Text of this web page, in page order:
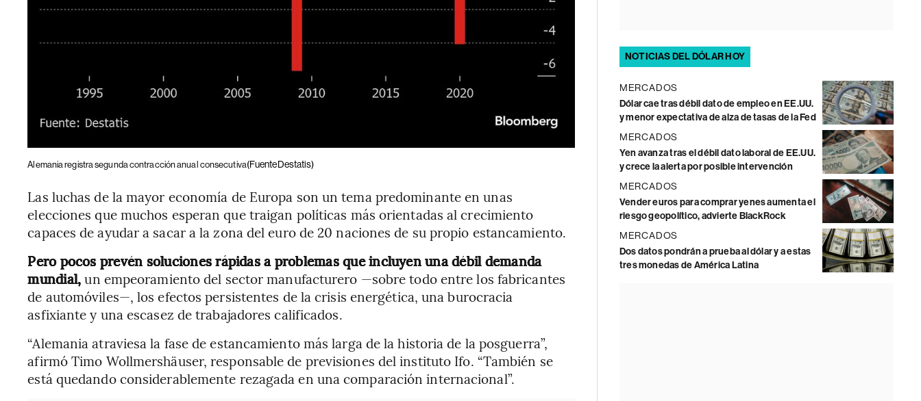
Alemania registra segunda contracción anual consecutiva(FuenteDestatis)
Las luchas de la mayor economía de Europa son un tema predominante en unas
elecciones que muchos esperan que traigan políticas más orientadas al crecimiento
capaces de ayudar a sacar a la zona del euro de 20 naciones de su propio estancamiento.
Pero pocos prevén soluciones rápidas a problemas que incluyen una débil demanda
mundial,un empeoramiento del sector manufacturero —sobre todo entre los fabricantes
de automóviles—, los efectos persistentes de la crisis energética, una burocracia
asfixiante y una escasez de trabajadores calificados.
“Alemania atraviesa la fase de estancamiento más larga de la historia de la posguerra”,
afirmó Timo Wollmershäuser, responsable de previsiones del instituto Ifo. “También se
está quedando considerablemente rezagada en una comparación internacional”.
NOTICIAS DEL DÓLAR HOY
MERCADOS
Dólar cae tras débil dato de empleo en EE.UU.
y menor expectativa de alza de tasas de la Fed
MERCADOS
Yen avanza tras el débil dato laboral de EE.UU.
y crece la alerta por posible intervención
MERCADOS
Vender euros para comprar yenes aumenta el
riesgo geopolítico, advierte BlackRock
MERCADOS
Dos datos pondrán a prueba al dólar y a estas
tres monedas de América Latina